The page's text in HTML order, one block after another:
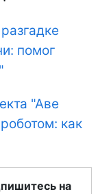
помог
"Аве
как
на